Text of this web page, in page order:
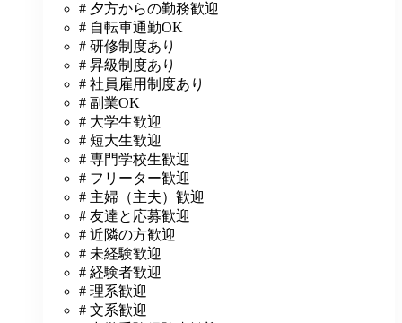
# 夕方からの勤務歓迎
# 自転車通勤OK
# 研修制度あり
# 昇級制度あり
# 社員雇用制度あり
# 副業OK
# 大学生歓迎
# 短大生歓迎
# 専門学校生歓迎
# フリーター歓迎
# 主婦（主夫）歓迎
# 友達と応募歓迎
# 近隣の方歓迎
# 未経験歓迎
# 経験者歓迎
# 理系歓迎
# 文系歓迎